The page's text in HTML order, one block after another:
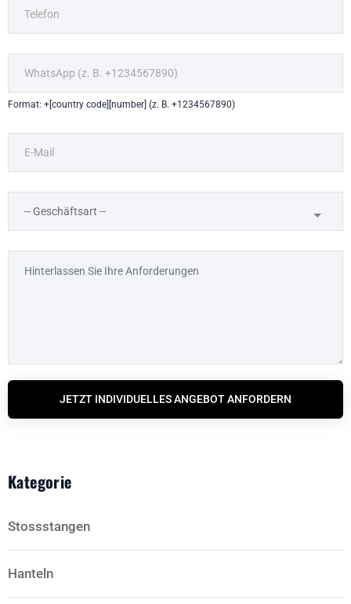
Format: +[country code][number] (z. B. +1234567890)
JETZT INDIVIDUELLES ANGEBOT ANFORDERN
Kategorie
Stossstangen
Hanteln